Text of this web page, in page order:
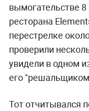
вымогательстве
ресторана
перестрелке
проверили
увидели в одном
его
Тот отчитывался